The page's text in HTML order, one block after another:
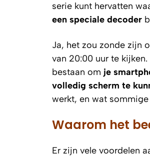
serie kunt hervatten
een speciale decoder
Ja, het zou zonde zijn
van 20:00 uur te
bestaan om je
volledig scherm te
werkt, en wat
Waarom het
Er zijn vele voordelen